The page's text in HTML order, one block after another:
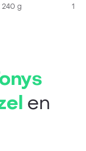
240 g
1 X
en